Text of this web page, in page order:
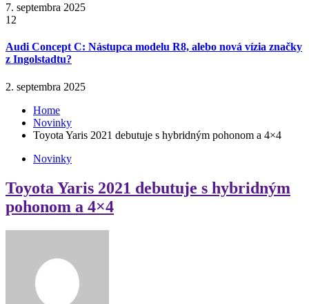
7. septembra 2025
12
Audi Concept C: Nástupca modelu R8, alebo nová vízia značky
z Ingolstadtu?
2. septembra 2025
Home
Novinky
Toyota Yaris 2021 debutuje s hybridným pohonom a 4×4
Novinky
Toyota Yaris 2021 debutuje s hybridným
pohonom a 4×4